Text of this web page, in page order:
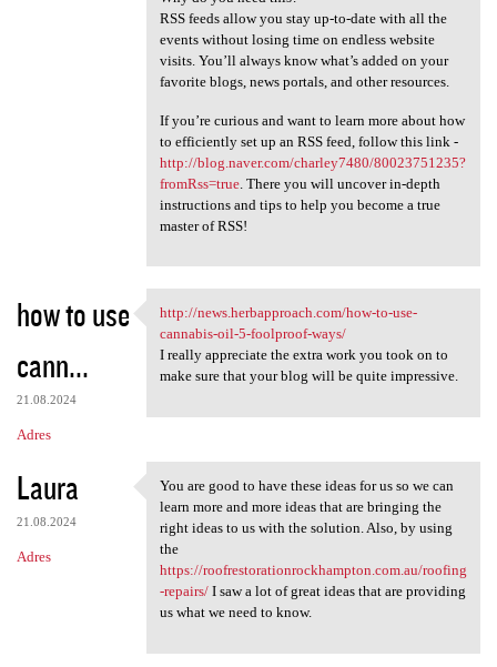
RSS feeds allow you stay up-to-date with all the
events without losing time on endless website
visits. You’ll always know what’s added on your
favorite blogs, news portals, and other resources.
If you’re curious and want to learn more about how
to efficiently set up an RSS feed, follow this link -
http://blog.naver.com/charley7480/80023751235?
fromRss=true. There you will uncover in-depth
instructions and tips to help you become a true
master of RSS!
how to use
cann...
21.08.2024
Adres
http://news.herbapproach.com
http://news.herbapproach.com/how-to-use-
cannabis-oil-5-foolproof-ways/
I really appreciate the extra work you took on to
make sure that your blog will be quite impressive.
Laura
21.08.2024
Adres
You are good to have these
You are good to have these ideas for us so we can
learn more and more ideas that are bringing the
right ideas to us with the solution. Also, by using
the
https://roofrestorationrockhampton.com.au/roofing
-repairs/I saw a lot of great ideas that are providing
us what we need to know.